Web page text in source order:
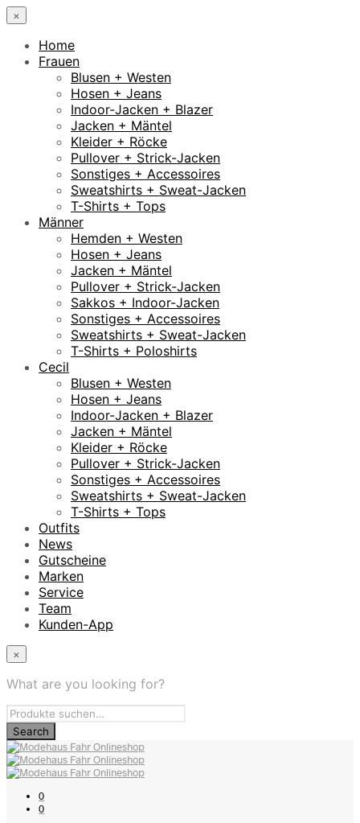
×
Home
Frauen
Blusen + Westen
Hosen + Jeans
Indoor-Jacken + Blazer
Jacken + Mäntel
Kleider + Röcke
Pullover + Strick-Jacken
Sonstiges + Accessoires
Sweatshirts + Sweat-Jacken
T-Shirts + Tops
Männer
Hemden + Westen
Hosen + Jeans
Jacken + Mäntel
Pullover + Strick-Jacken
Sakkos + Indoor-Jacken
Sonstiges + Accessoires
Sweatshirts + Sweat-Jacken
T-Shirts + Poloshirts
Cecil
Blusen + Westen
Hosen + Jeans
Indoor-Jacken + Blazer
Jacken + Mäntel
Kleider + Röcke
Pullover + Strick-Jacken
Sonstiges + Accessoires
Sweatshirts + Sweat-Jacken
T-Shirts + Tops
Outfits
News
Gutscheine
Marken
Service
Team
Kunden-App
×
What are you looking for?
0
0